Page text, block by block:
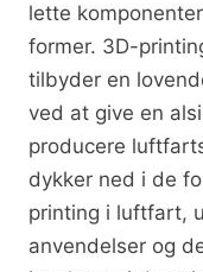
lette
former. 3D-
tilbyder en
ved at give en
producere
dykker ned i de
printing i luftfart,
anvendelser og